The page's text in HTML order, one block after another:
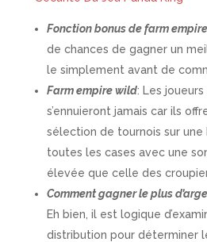
Fonction bonus de farm empire
de chances de gagner un
le simplement avant de
Farm empire wild: Les
s’ennuieront jamais car ils
sélection de tournois sur une
toutes les cases avec une
élevée que celle des
Comment gagner le plus
Eh bien, il est logique
distribution pour déterminer